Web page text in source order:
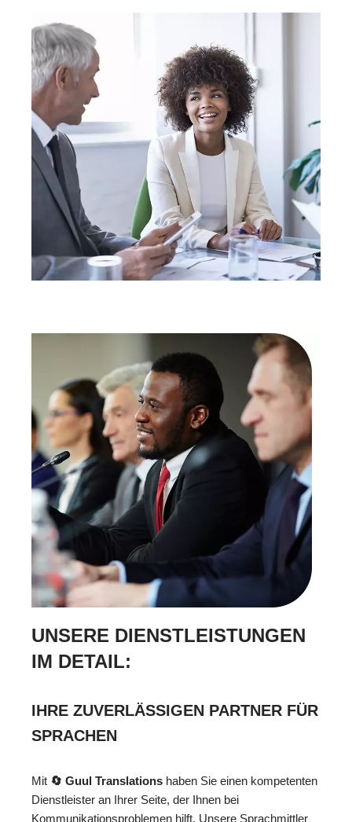
UNSERE DIENSTLEISTUNGEN
IM DETAIL:
IHRE ZUVERLÄSSIGEN PARTNER FÜR
SPRACHEN
Mit 🔄 Guul Translations haben Sie einen kompetenten
Dienstleister an Ihrer Seite, der Ihnen bei
Kommunikationsproblemen hilft. Unsere Sprachmittler